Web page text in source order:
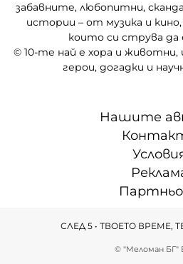
забавните, любопитни,
истории – от музика и
които си струва
© 10-те най е хора и
герои, догадки и
Нашите
© "Меломан БГ"
СЛЕД 5 • ТВОЕТО ВРЕМЕ,